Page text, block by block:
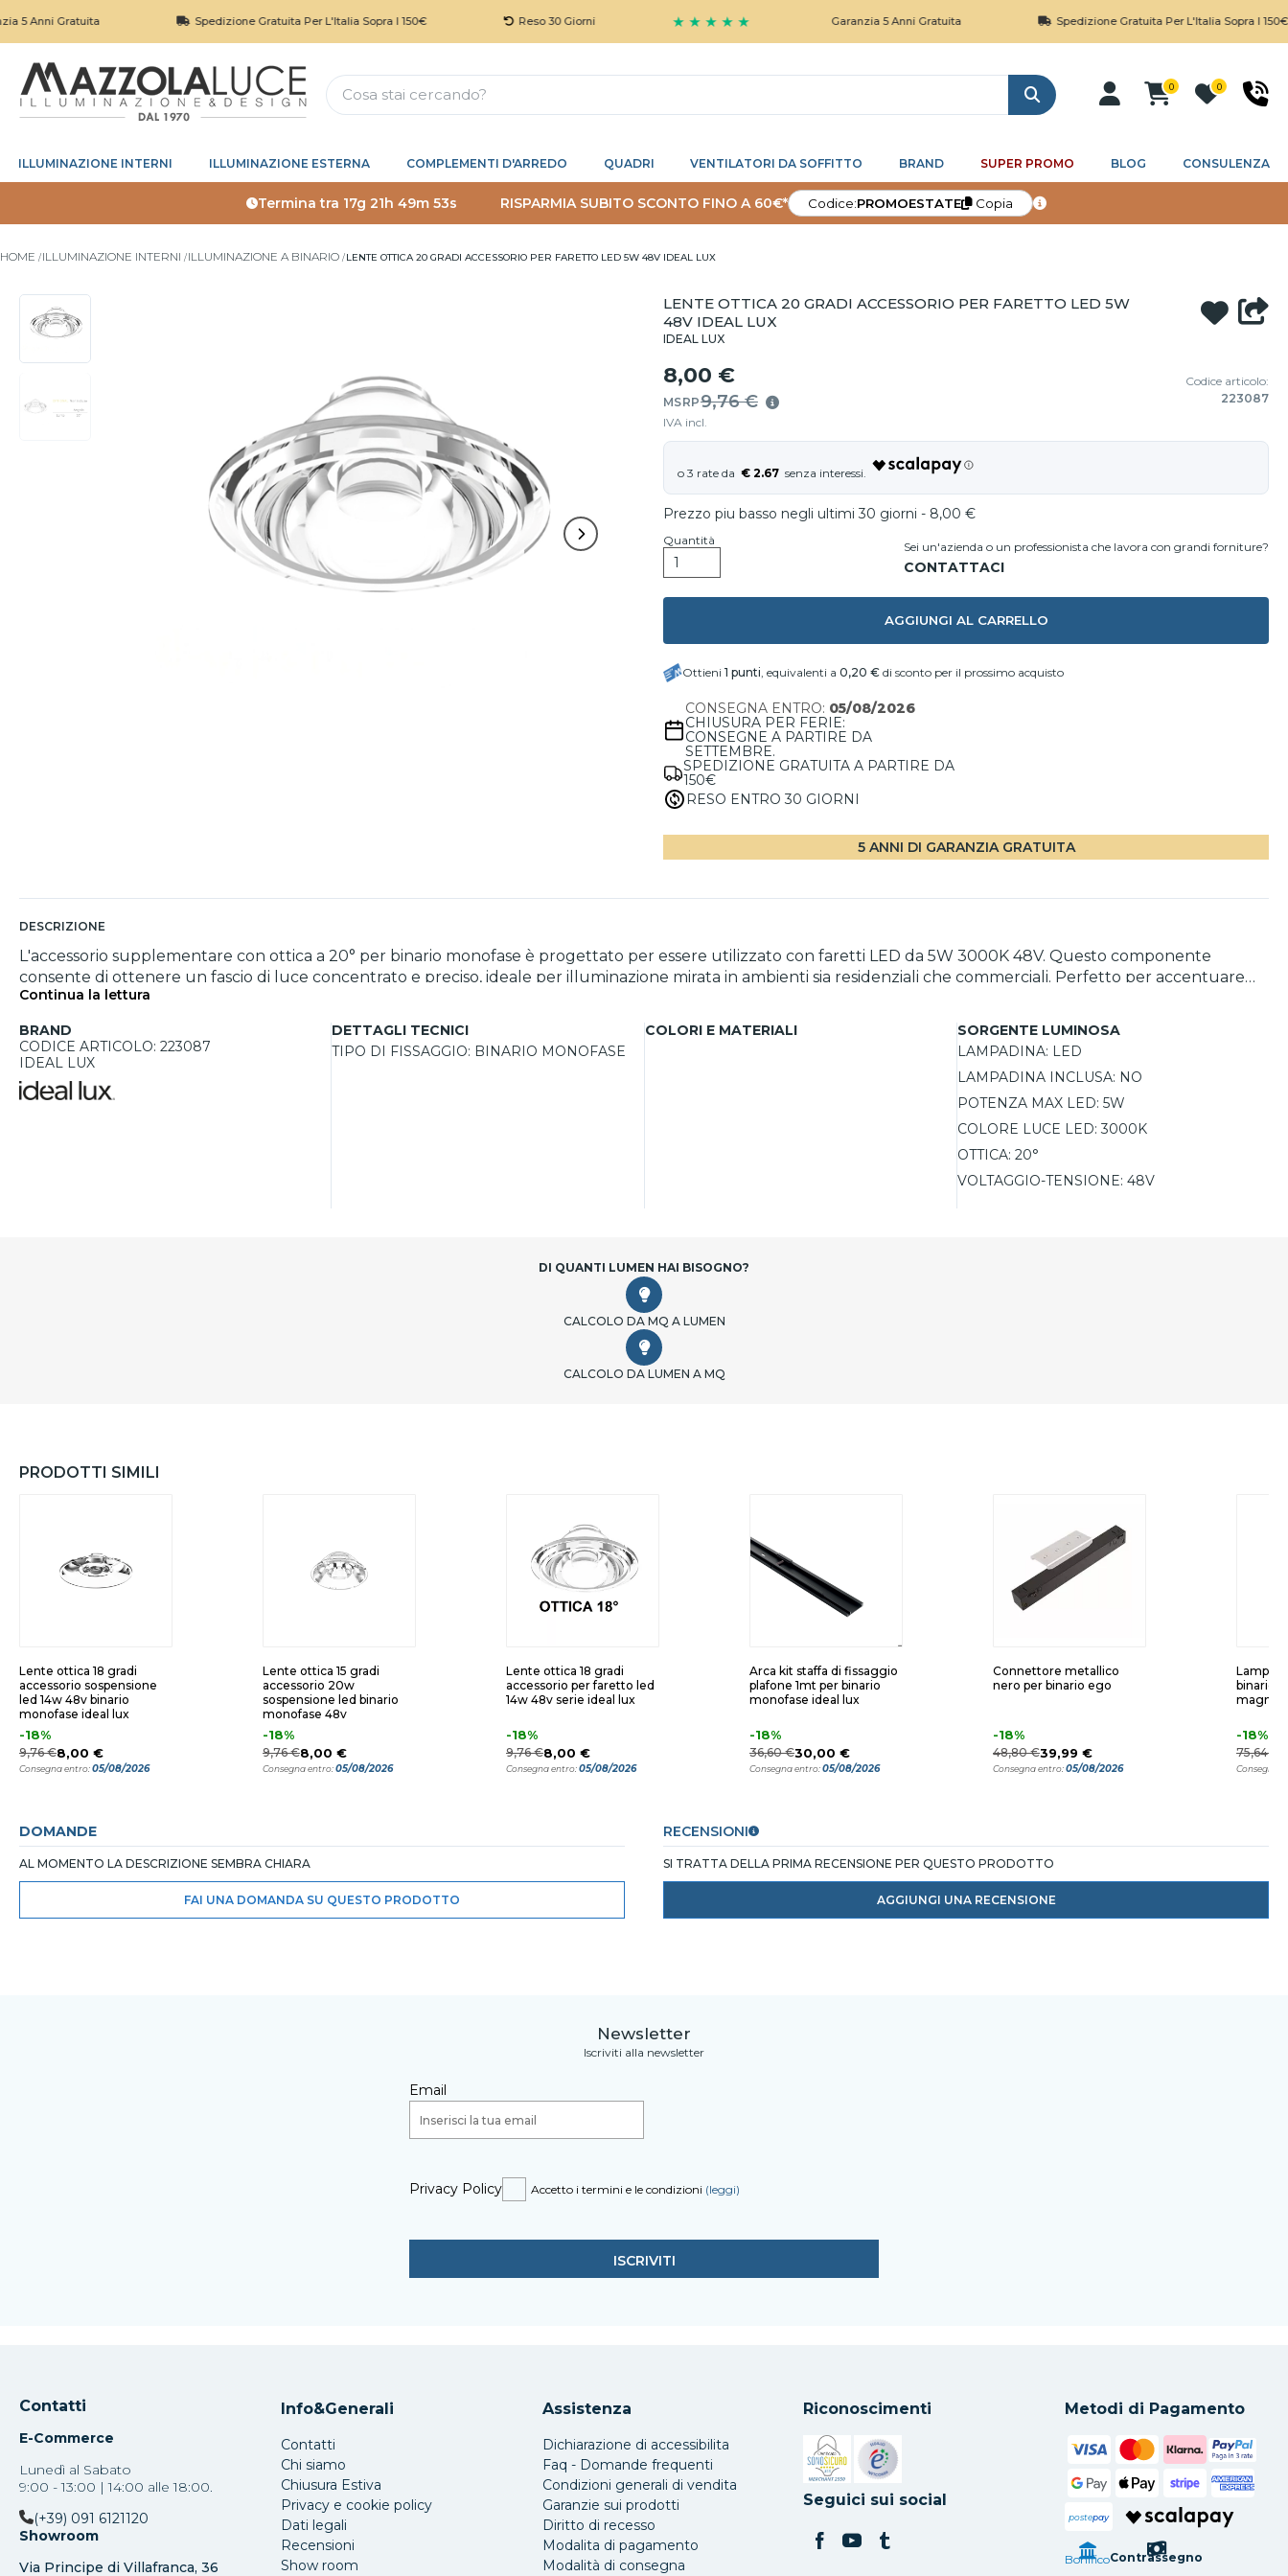
Gratuita Spedizione Gratuita Per L'Italia Sopra I 150€ Reso 30 Giorni ★ ★ ★ ★ ★ Garanzia 5 Anni Gratuita Spedizione Gratuita Per L'Italia Sopra I 150€
Cerca
0 0
ILLUMINAZIONE INTERNI ILLUMINAZIONE ESTERNA COMPLEMENTI D'ARREDO QUADRI VENTILATORI DA SOFFITTO BRAND SUPER PROMO BLOG CONSULENZA
Termina tra 17g 21h 49m 52s RISPARMIA SUBITO SCONTO FINO A 60€* Codice:PROMOESTATE Copia
HOME ILLUMINAZIONE INTERNI ILLUMINAZIONE A BINARIO LENTE OTTICA 20 GRADI ACCESSORIO PER FARETTO LED 5W 48V IDEAL LUX
LENTE OTTICA 20 GRADI ACCESSORIO PER FARETTO LED 5W
48V IDEAL LUX
IDEAL LUX
8,00 €
MSRP9,76 €
IVA incl.
Codice articolo:
223087
€ 2.67
Prezzo piu basso negli ultimi 30 giorni - 8,00 €
Quantità Sei un'azienda o un professionista che lavora con grandi forniture?
AGGIUNGI AL CARRELLO
Ottieni 1 punti, equivalenti a 0,20 € di sconto per il prossimo acquisto
CONSEGNA ENTRO: 05/08/2026
CHIUSURA PER FERIE:
CONSEGNE A PARTIRE DA
SETTEMBRE.
SPEDIZIONE GRATUITA A PARTIRE DA
150€
RESO ENTRO 30 GIORNI
5 ANNI DI GARANZIA GRATUITA
DESCRIZIONE
L'accessorio supplementare con ottica a 20° per binario monofase è progettato per essere utilizzato con faretti LED da 5W 3000K 48V. Questo componente
consente di ottenere un fascio di luce concentrato e preciso, ideale per illuminazione mirata in ambienti sia residenziali che commerciali. Perfetto per accentuare
dettagli architettonici, oggetti d’arte o spazi specifici, l'ottica da 20° si adatta facilmente al binario monofase per una configurazione di illuminazione personalizzata.
Realizzato con materiali resistenti e di qualità, l’accessorio è semplice da installare e garantisce un uso affidabile nel tempo.
Continua la lettura
BRAND
CODICE ARTICOLO: 223087
IDEAL LUX
DETTAGLI TECNICI
TIPO DI FISSAGGIO: BINARIO MONOFASE
COLORI E MATERIALI
SORGENTE LUMINOSA
LAMPADINA: LED
LAMPADINA INCLUSA: NO
POTENZA MAX LED: 5W
COLORE LUCE LED: 3000K
OTTICA: 20°
VOLTAGGIO-TENSIONE: 48V
DI QUANTI LUMEN HAI BISOGNO?
CALCOLO DA MQ A LUMEN
CALCOLO DA LUMEN A MQ
PRODOTTI SIMILI
Lente ottica 18 gradi
accessorio sospensione
led 14w 48v binario
monofase ideal lux
-18%
9,76 €8,00 €
Consegna entro:05/08/2026
Lente ottica 15 gradi
accessorio 20w
sospensione led binario
monofase 48v
-18%
9,76 €8,00 €
Consegna entro:05/08/2026
Lente ottica 18 gradi
accessorio per faretto led
14w 48v serie ideal lux
-18%
9,76 €8,00 €
Consegna entro:05/08/2026
Arca kit staffa di fissaggio
plafone 1mt per binario
monofase ideal lux
-18%
36,60 €30,00 €
Consegna entro:05/08/2026
Connettore metallico
nero per binario ego
-18%
48,80 €39,99 €
Consegna entro:05/08/2026
binario
-18%
75,64 €
Consegna
DOMANDE
AL MOMENTO LA DESCRIZIONE SEMBRA CHIARA
FAI UNA DOMANDA SU QUESTO PRODOTTO
RECENSIONI
SI TRATTA DELLA PRIMA RECENSIONE PER QUESTO PRODOTTO
AGGIUNGI UNA RECENSIONE
Newsletter
Iscriviti alla newsletter
Email
Privacy Policy Accetto i termini e le condizioni (leggi)
Contatti
E-Commerce
Lunedì al Sabato
9:00 - 13:00 | 14:00 alle 18:00.
(+39) 091 6121120
Showroom
Via Principe di Villafranca, 36
Info&Generali
Contatti
Chi siamo
Chiusura Estiva
Privacy e cookie policy
Dati legali
Recensioni
Show room
Assistenza
Dichiarazione di accessibilita
Faq - Domande frequenti
Condizioni generali di vendita
Garanzie sui prodotti
Diritto di recesso
Modalita di pagamento
Modalità di consegna
Riconoscimenti
Si apre in una nuova scheda
Si apre in una nuova scheda
Seguici sui social
Metodi di Pagamento
postepay
BonificoContrassegno